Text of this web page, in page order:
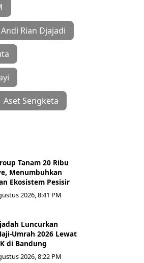
Andi Rian Djajadi
Aset Sengketa
Tanam 20 Ribu
Menumbuhkan
Ekosistem Pesisir
2026, 8:41 PM
Luncurkan
Umrah 2026 Lewat
di Bandung
2026, 8:22 PM